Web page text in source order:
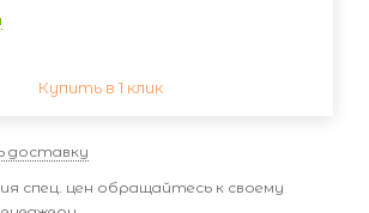
Купить в 1 клик
доставку
спец. цен обращайтесь к своему